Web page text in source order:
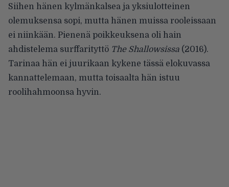
Siihen hänen kylmänkalsea ja yksiulotteinen
olemuksensa sopi, mutta hänen muissa rooleissaan
ei niinkään. Pienenä poikkeuksena oli hain
ahdistelema surffarityttö The Shallowsissa (2016).
Tarinaa hän ei juurikaan kykene tässä elokuvassa
kannattelemaan, mutta toisaalta hän istuu
roolihahmoonsa hyvin.